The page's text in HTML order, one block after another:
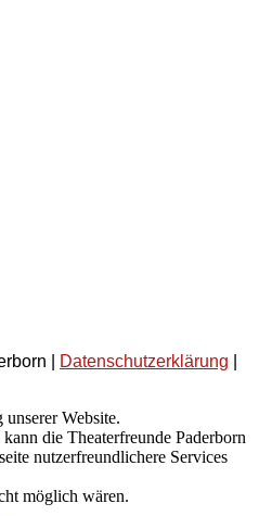
|
Datenschutzerklärung
Website.
die Theaterfreunde Paderborn
nutzerfreundlichere Services
möglich wären.